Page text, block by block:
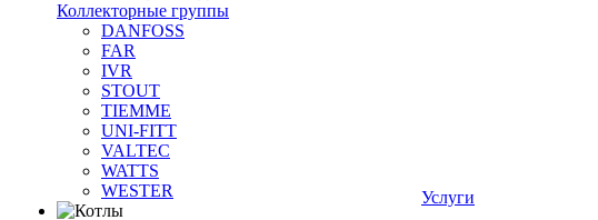
Коллекторные группы
DANFOSS
FAR
IVR
STOUT
TIEMME
UNI-FITT
VALTEC
WATTS
WESTER
Услуги